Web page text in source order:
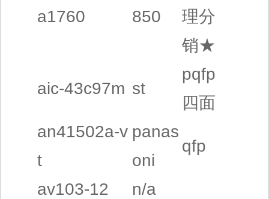
a1760 850
理分
销★
aic-43c97m st
pqfp
四面
an41502a-v
t
panas
oni
qfp
av103-12
n/a